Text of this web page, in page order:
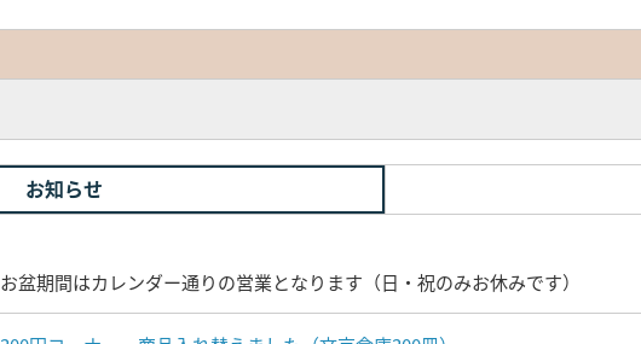
お知らせ
お盆期間はカレンダー通りの営業となります（日・祝のみお休みです）